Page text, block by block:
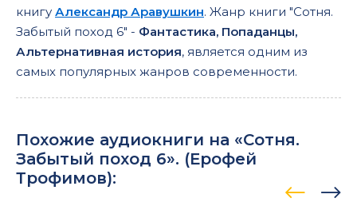
книгу Александр Аравушкин. Жанр книги "Сотня.
Забытый поход 6" - Фантастика, Попаданцы,
Альтернативная история, является одним из
самых популярных жанров современности.
Похожие аудиокниги на «Сотня.
Забытый поход 6». (Ерофей
Трофимов):